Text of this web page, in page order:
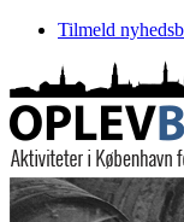
Tilmeld